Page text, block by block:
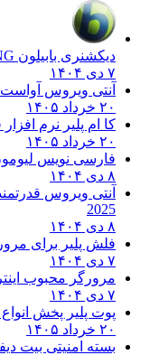
دیکشنری بابیلون NG - فرهنگ لغت کامپیوتر
۷ دی ۱۴۰۴
آنتی ویروس آواست
۲۰ خرداد ۱۴۰۵
کا ام پلیر نرم
۲۰ خرداد ۱۴۰۵
فارسی نویس
۸ دی ۱۴۰۴
آنتی ویروس قدرتمند
2025
۸ دی ۱۴۰۴
فلش پلیر برای
۷ دی ۱۴۰۴
مرورگر محبوب
۷ دی ۱۴۰۴
پوت پلیر پخش
۲۰ خرداد ۱۴۰۵
بسته امنیتی بیت